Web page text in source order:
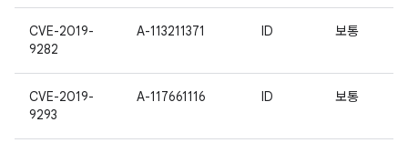
CVE-2019-
9282
A-113211371 ID 보통
CVE-2019-
9293
A-117661116 ID 보통